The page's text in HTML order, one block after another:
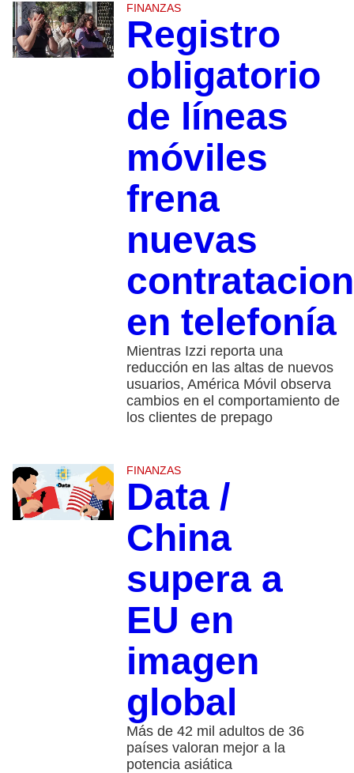
FINANZAS
Registro
obligatorio
de líneas
móviles
frena
nuevas
en telefonía
Mientras Izzi reporta una
reducción en las altas de nuevos
usuarios, América Móvil observa
cambios en el comportamiento de
los clientes de prepago
FINANZAS
Data /
China
supera a
EU en
imagen
global
Más de 42 mil adultos de 36
países valoran mejor a la
potencia asiática